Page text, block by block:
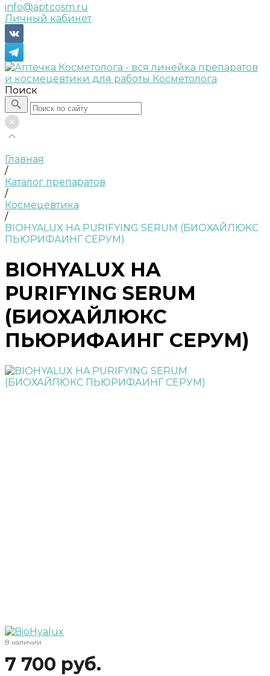
info@aptcosm.ru
Личный кабинет
Поиск
Главная
/
Каталог препаратов
/
Космецевтика
/
BIOHYALUX HA PURIFYING SERUM (БИОХАЙЛЮКС
ПЬЮРИФАИНГ СЕРУМ)
BIOHYALUX HA
PURIFYING SERUM
(БИОХАЙЛЮКС
ПЬЮРИФАИНГ СЕРУМ)
В наличии
7 700 руб.